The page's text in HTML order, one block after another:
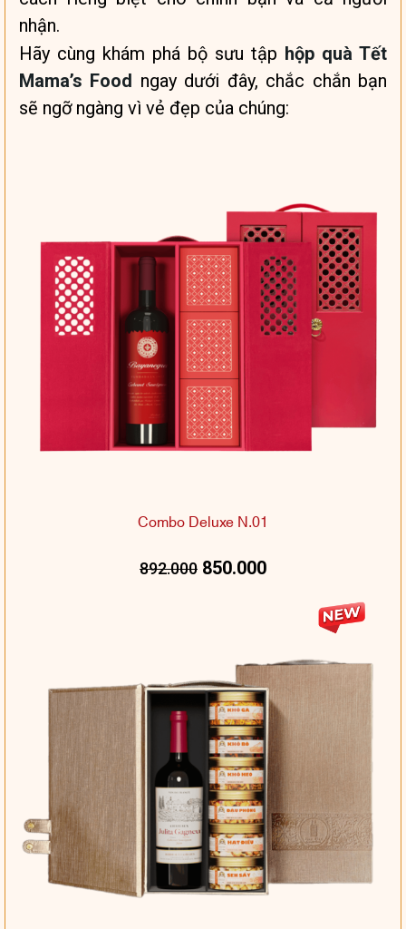
nhận.
Hãy cùng khám phá bộ sưu tập hộp quà Tết
Mama’s Food ngay dưới đây, chắc chắn bạn
sẽ ngỡ ngàng vì vẻ đẹp của chúng:
Combo Deluxe N.01
892.000 850.000